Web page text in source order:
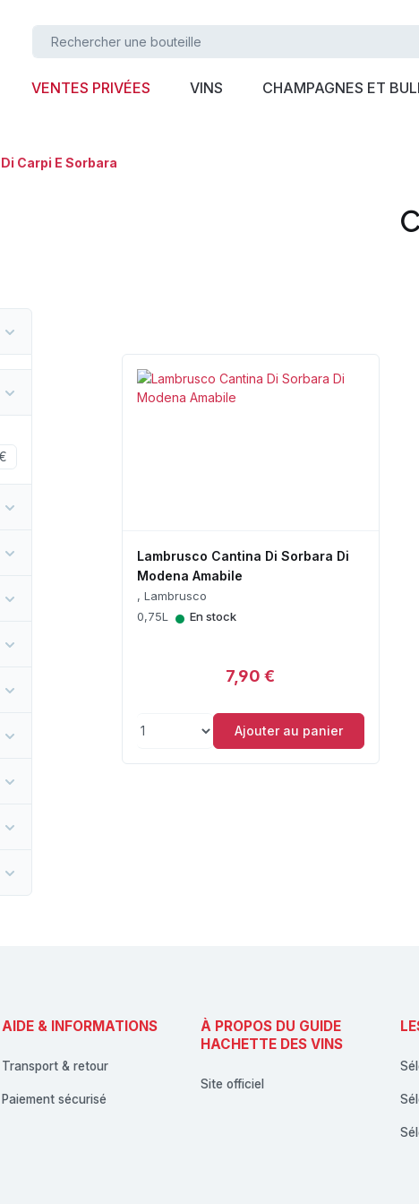
VENTES PRIVÉES VINS CHAMPAGNES ET
Carpi E Sorbara
Lambrusco Cantina Di Sorbara Di
Modena Amabile
, Lambrusco
0,75L
• En stock
7,90 €
Ajouter au panier
AIDE & INFORMATIONS
Transport & retour
Paiement sécurisé
À PROPOS DU GUIDE
HACHETTE DES VINS
Site officiel